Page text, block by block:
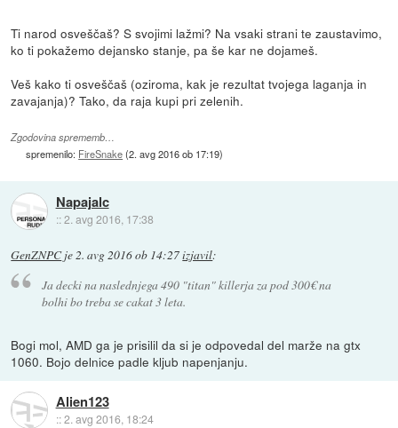
Ti narod osveščaš? S svojimi lažmi? Na vsaki strani te zaustavimo,
ko ti pokažemo dejansko stanje, pa še kar ne dojameš.
Veš kako ti osveščaš (oziroma, kak je rezultat tvojega laganja in
zavajanja)? Tako, da raja kupi pri zelenih.
Zgodovina sprememb…
spremenilo: FireSnake(2. avg 2016 ob 17:19)
Napajalc
::2. avg 2016, 17:38
GenZNPCje2. avg 2016 ob 14:27izjavil:
Ja decki na naslednjega 490 "titan" killerja za pod 300€ na
bolhi bo treba se cakat 3 leta.
Bogi mol, AMD ga je prisilil da si je odpovedal del marže na gtx
1060. Bojo delnice padle kljub napenjanju.
Alien123
::2. avg 2016, 18:24